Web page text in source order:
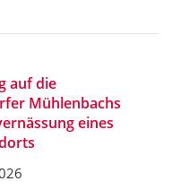
auf die
Mühlenbachs
eines